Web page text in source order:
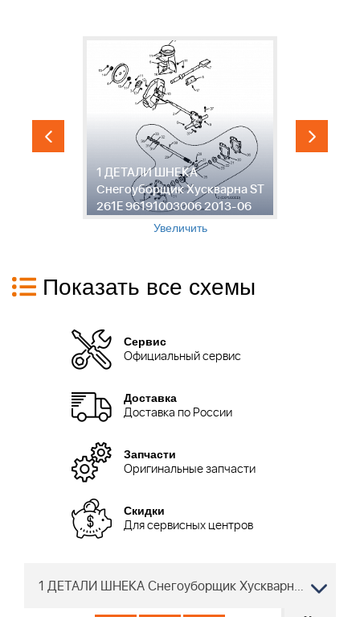
1 ДЕТАЛИ ШНЕКА
Снегоуборщик Хускварна ST
261E 96191003006 2013-06
Увеличить
Показать все схемы
Сервис
Официальный сервис
Доставка
Доставка по России
Запчасти
Оригинальные запчасти
Скидки
Для сервисных центров
1 ДЕТАЛИ ШНЕКА Снегоуборщик Хускварна ST 261E 96191003006 2013-06